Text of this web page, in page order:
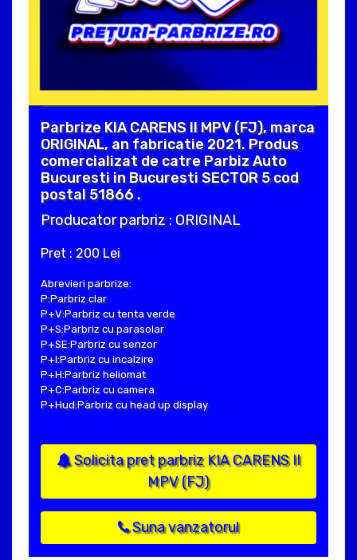
Parbrize KIA CARENS II MPV (FJ), marca
ORIGINAL, an fabricatie 2021. Produs
comercializat de catre Parbiz Auto
Bucuresti in Bucuresti SECTOR 5 cod
postal 51866 .
Producator parbriz : ORIGINAL
Pret : 200 Lei
Abrevieri parbrize:
P:Parbriz clar
P+V:Parbriz cu tenta verde
P+S:Parbriz cu parasolar
P+SE:Parbriz cu senzor
P+I:Parbriz cu incalzire
P+H:Parbriz heliomat
P+C:Parbriz cu camera
P+Hud:Parbriz cu head up display
Solicita pret parbriz KIA CARENS II
MPV (FJ)
Suna vanzatorul